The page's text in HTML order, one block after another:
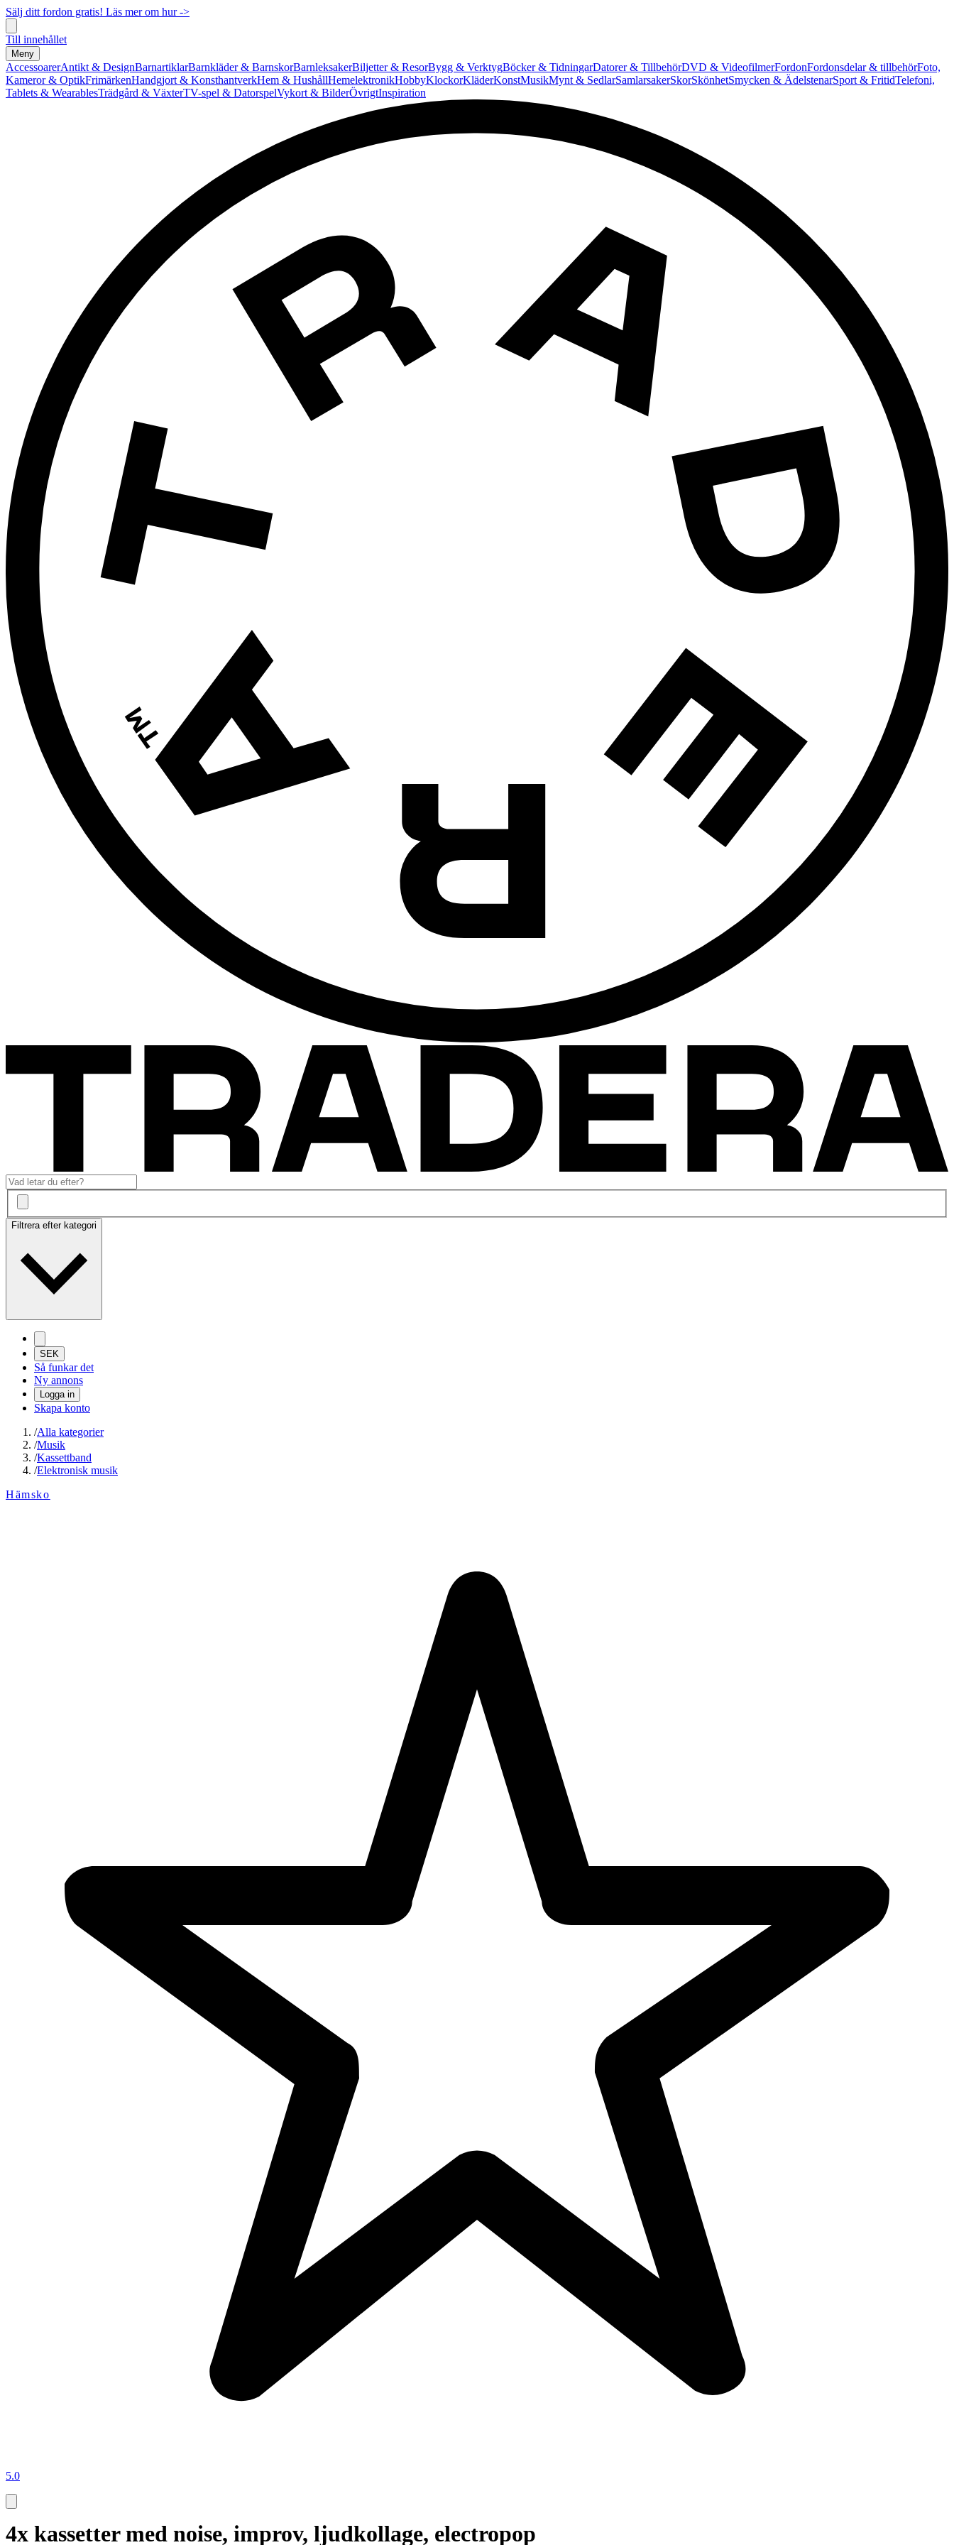
Sälj ditt fordon gratis! Läs mer om hur ->
Till innehållet
Meny
AccessoarerAntikt & DesignBarnartiklarBarnkläder & BarnskorBarnleksakerBiljetter & ResorBygg & VerktygBöcker & TidningarDatorer & TillbehörDVD & VideofilmerFordonFordonsdelar & tillbehörFoto,
Kameror & OptikFrimärkenHandgjort & KonsthantverkHem & HushållHemelektronikHobbyKlockorKläderKonstMusikMynt & SedlarSamlarsakerSkorSkönhetSmycken & ÄdelstenarSport & FritidTelefoni,
Tablets & WearablesTrädgård & VäxterTV-spel & DatorspelVykort & BilderÖvrigtInspiration
Filtrera efter kategori
SEK
Så funkar det
Ny annons
Logga in
Skapa konto
/Alla kategorier
/Musik
/Kassettband
/Elektronisk musik
Hämsko
5.0
4x kassetter med noise, improv, ljudkollage, electropop